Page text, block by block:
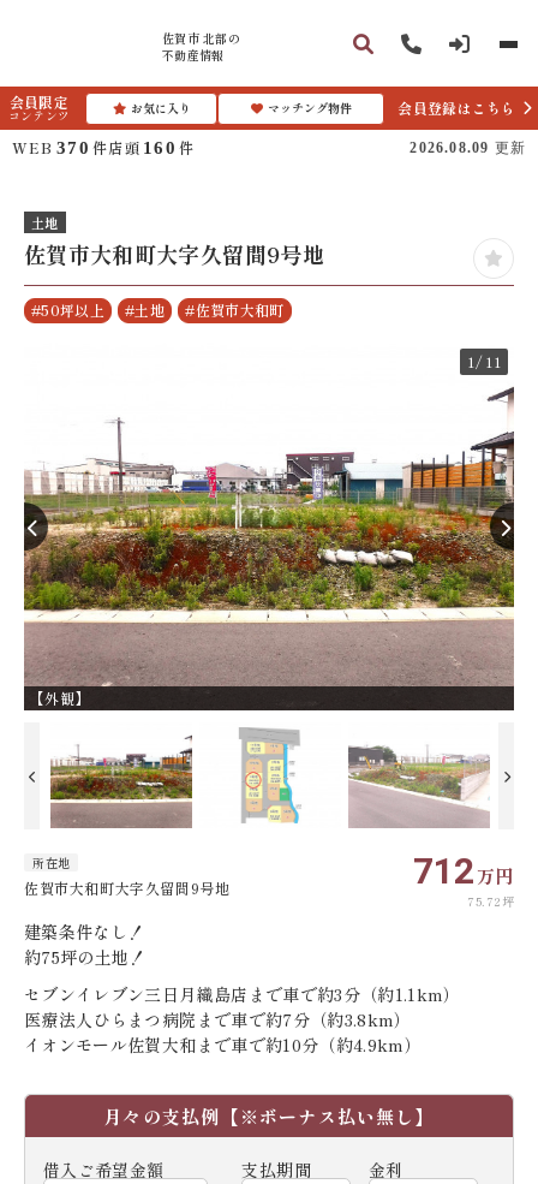
佐賀市 北部の
不動産情報
会員限定
コンテンツ お気に入り マッチング物件
会員登録はこちら
WEB 370 件店頭 160 件 2026.08.09 更新
土地
佐賀市大和町大字久留間9号地
#50坪以上 #土地 #佐賀市大和町
1 /11
【外観】
所在地
佐賀市大和町大字久留間9号地 712万円
75.72坪
建築条件なし！
約75坪の土地！
セブンイレブン三日月織島店まで車で約3分（約1.1km）
医療法人ひらまつ病院まで車で約7分（約3.8km）
イオンモール佐賀大和まで車で約10分（約4.9km）
月々の支払例 【※ボーナス払い無し】
借入ご希望金額
支払期間
金利